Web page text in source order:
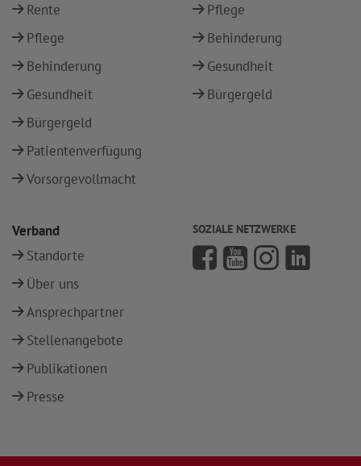
Rente
Pflege
Behinderung
Gesundheit
Bürgergeld
Patientenverfügung
Vorsorgevollmacht
Pflege
Behinderung
Gesundheit
Bürgergeld
Verband
Standorte
Über uns
Ansprechpartner
Stellenangebote
Publikationen
Presse
SOZIALE NETZWERKE